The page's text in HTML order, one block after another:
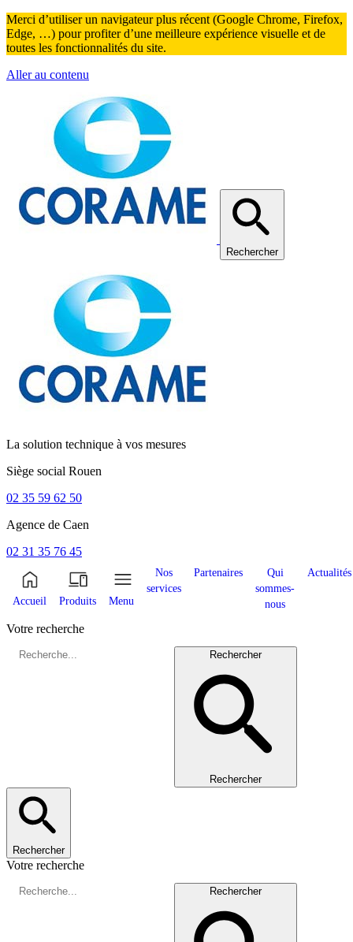
Merci d’utiliser un navigateur plus récent (Google Chrome, Firefox,
Edge, …) pour profiter d’une meilleure expérience visuelle et de
toutes les fonctionnalités du site.
Aller au contenu
Rechercher
La solution technique à vos mesures
Siège social Rouen
02 35 59 62 50
Agence de Caen
02 31 35 76 45
Accueil Produits Menu
Nos
services
Partenaires
Qui
sommes-
nous
Actualités
Votre recherche
Rechercher
Rechercher
Rechercher
Votre recherche
Rechercher